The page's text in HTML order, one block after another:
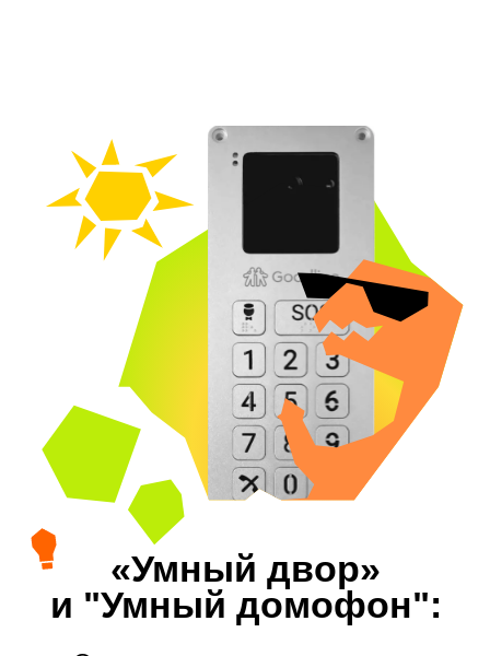
«Умный двор»
и "Умный домофон":
Открытие двери в приложении
Онлайн-видео с домофона
и видеоархив на 7 дней
Ночная съемка с Full-HD
камерой
Временный код доступа для гостей
и курьеров
Онлайн-видео с домофона + архив 7
Доступен «тихий режим»